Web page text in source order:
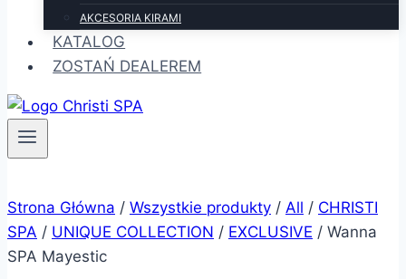
AKCESORIA KIRAMI
KATALOG
ZOSTAŃ DEALEREM
Strona Główna / Wszystkie produkty / All / CHRISTI
SPA / UNIQUE COLLECTION / EXCLUSIVE / Wanna
SPA Mayestic